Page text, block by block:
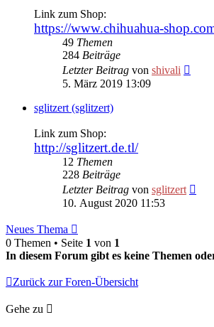
Link zum Shop:
https://www.chihuahua-
49 Themen
284 Beiträge
Letzter Beitrag von shivali
5. März 2019 13:09
sglitzert (sglitzert)
Link zum Shop:
http://sglitzert.de.tl/
12 Themen
228 Beiträge
Letzter Beitrag von sglitzert
10. August 2020 11:53
Neues Thema
0 Themen • Seite 1 von 1
In diesem Forum gibt es keine Themen
Zurück zur Foren-Übersicht
Gehe zu